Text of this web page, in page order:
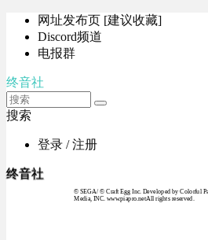
网址发布页 [建议收藏]
Discord频道
电报群
终音社
搜索
登录 / 注册
终音社
© SEGA / © Craft Egg Inc. Developed by Colorful
Media, INC. www.piapro.netAll rights reserved.